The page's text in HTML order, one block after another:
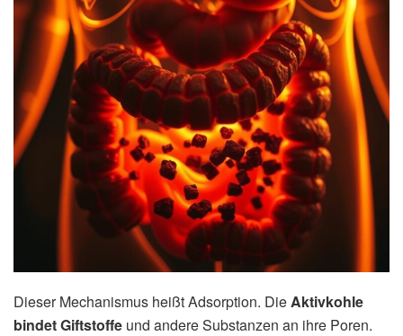
Dieser Mechanismus heißt Adsorption. Die Aktivkohle
bindet Giftstoffe und andere Substanzen an ihre Poren.